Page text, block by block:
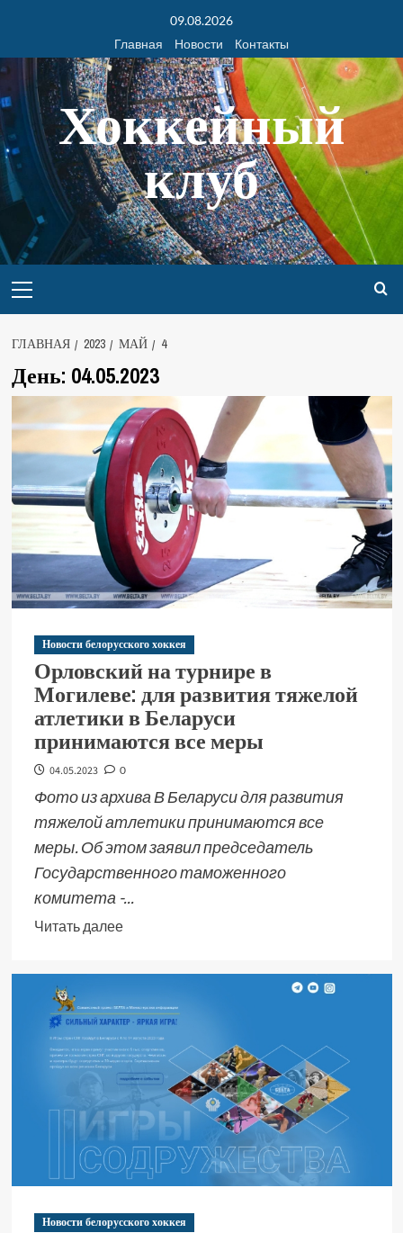
09.08.2026
Главная
Новости Контакты
Хоккейный
клуб
ГЛАВНАЯ 2023 МАЙ 4
День: 04.05.2023
Новости белорусского хоккея
Орловский на турнире в
Могилеве: для развития тяжелой
атлетики в Беларуси
принимаются все меры
04.05.2023 0
Фото из архива В Беларуси для развития
тяжелой атлетики принимаются все
меры. Об этом заявил председатель
Государственного таможенного
комитета -...
Читать далее
Новости белорусского хоккея